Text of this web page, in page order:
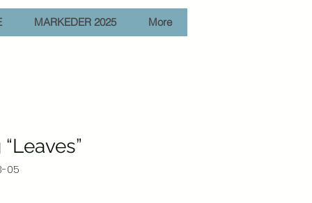
MARKEDER 2025 More
05